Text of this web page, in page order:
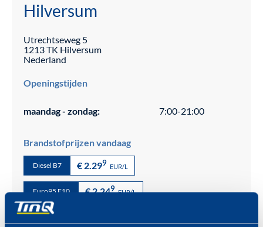
Hilversum
Utrechtseweg 5
1213 TK Hilversum
Nederland
Openingstijden
maandag - zondag: 7:00-21:00
Brandstofprijzen vandaag
Diesel B7 € 2.299 EUR/L
Euro95 E10 € 2.249 EUR/L
Superplus 98 E5